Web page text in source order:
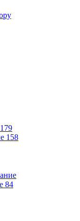
179
158
84